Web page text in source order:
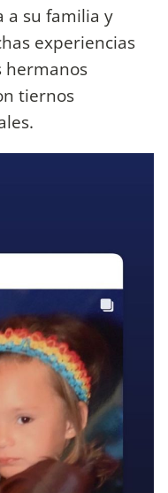
a su familia y
experiencias
hermanos
tiernos